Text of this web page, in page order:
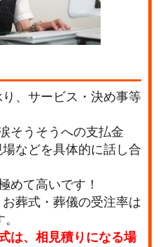
、サービス・決め事等
そうそうへの支払金
などを具体的に話し合
めて高いです！
葬式・葬儀の受注率は
は、相見積りになる場